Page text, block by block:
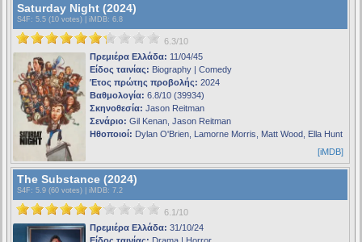
Saturday Night (2024)
S4F : 5.5 (10 votes) | iMDB: 6.8
6.3/10
Πρεμιέρα Ελλάδα: 11/04/45
Είδος ταινίας: Biography | Comedy
Έτος πρώτης προβολής: 2024
Βαθμολογία: 6.8/10 (39934)
Σκηνοθεσία: Jason Reitman
Σενάριο: Gil Kenan, Jason Reitman
Ηθοποιοί: Dylan O'Brien, Lamorne Morris, Matt Wood, Ella Hunt
[iMDB]
The Substance (2024)
S4F : 5.9 (60 votes) | iMDB: 7.2
6.1/10
Πρεμιέρα Ελλάδα: 31/10/24